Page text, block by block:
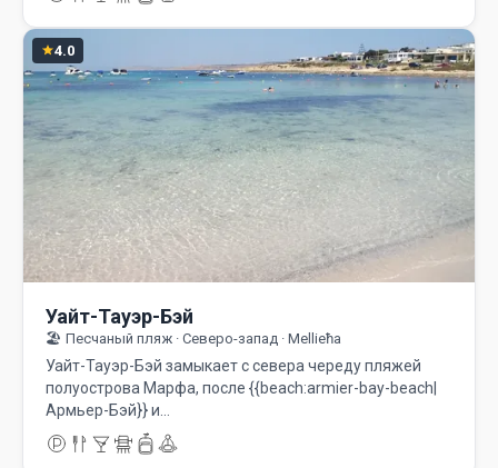
4.0
Уайт-Тауэр-Бэй
🏖️ Песчаный пляж · Северо-запад · Mellieħa
Уайт-Тауэр-Бэй замыкает с севера череду пляжей
полуострова Марфа, после {{beach:armier-bay-beach|
Армьер-Бэй}} и…